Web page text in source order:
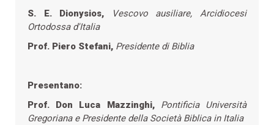
S. E. Dionysios,
Vescovo ausiliare, Arcidiocesi
Ortodossa d'Italia
Prof. Piero Stefani, Presidente di Biblia
Presentano:
Prof. Don Luca Mazzinghi, Pontificia Università
Gregoriana e Presidente della Società Biblica in Italia